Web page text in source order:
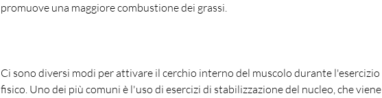
promuove una maggiore combustione dei grassi.
Ci sono diversi modi per attivare il cerchio interno del muscolo durante l'esercizio
fisico. Uno dei più comuni è l'uso di esercizi di stabilizzazione del nucleo, che viene